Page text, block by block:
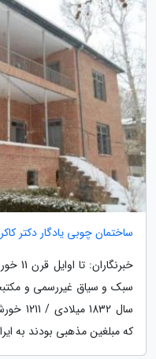
ساختمان چوبی یادگار دکتر
سبک و سیاق غیررسمی و
سال
که مبلغین مذهبی بودند به